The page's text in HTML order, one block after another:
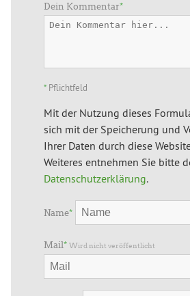
Dein Kommentar*
* Pflichtfeld
Mit der Nutzung dieses
sich mit der Speicherung und
Ihrer Daten durch diese
Weiteres entnehmen Sie bitte
Datenschutzerklärung.
Name*
Mail* Wird nicht veröffentlicht